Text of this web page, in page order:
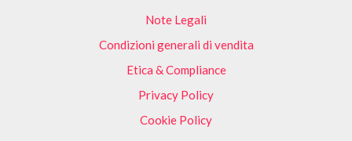
Note Legali
Condizioni generali di vendita
Etica & Compliance
Privacy Policy
Cookie Policy